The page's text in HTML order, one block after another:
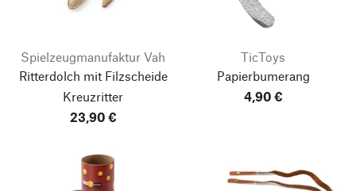
Spielzeugmanufaktur Vah
Ritterdolch mit Filzscheide
Kreuzritter
23,90 €
TicToys
Papierbumerang
4,90 €